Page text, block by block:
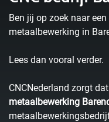
Ben jij op zoek naar
metaalbewerking in
Lees dan vooral verder.
CNCNederland zorgt
metaalbewerking